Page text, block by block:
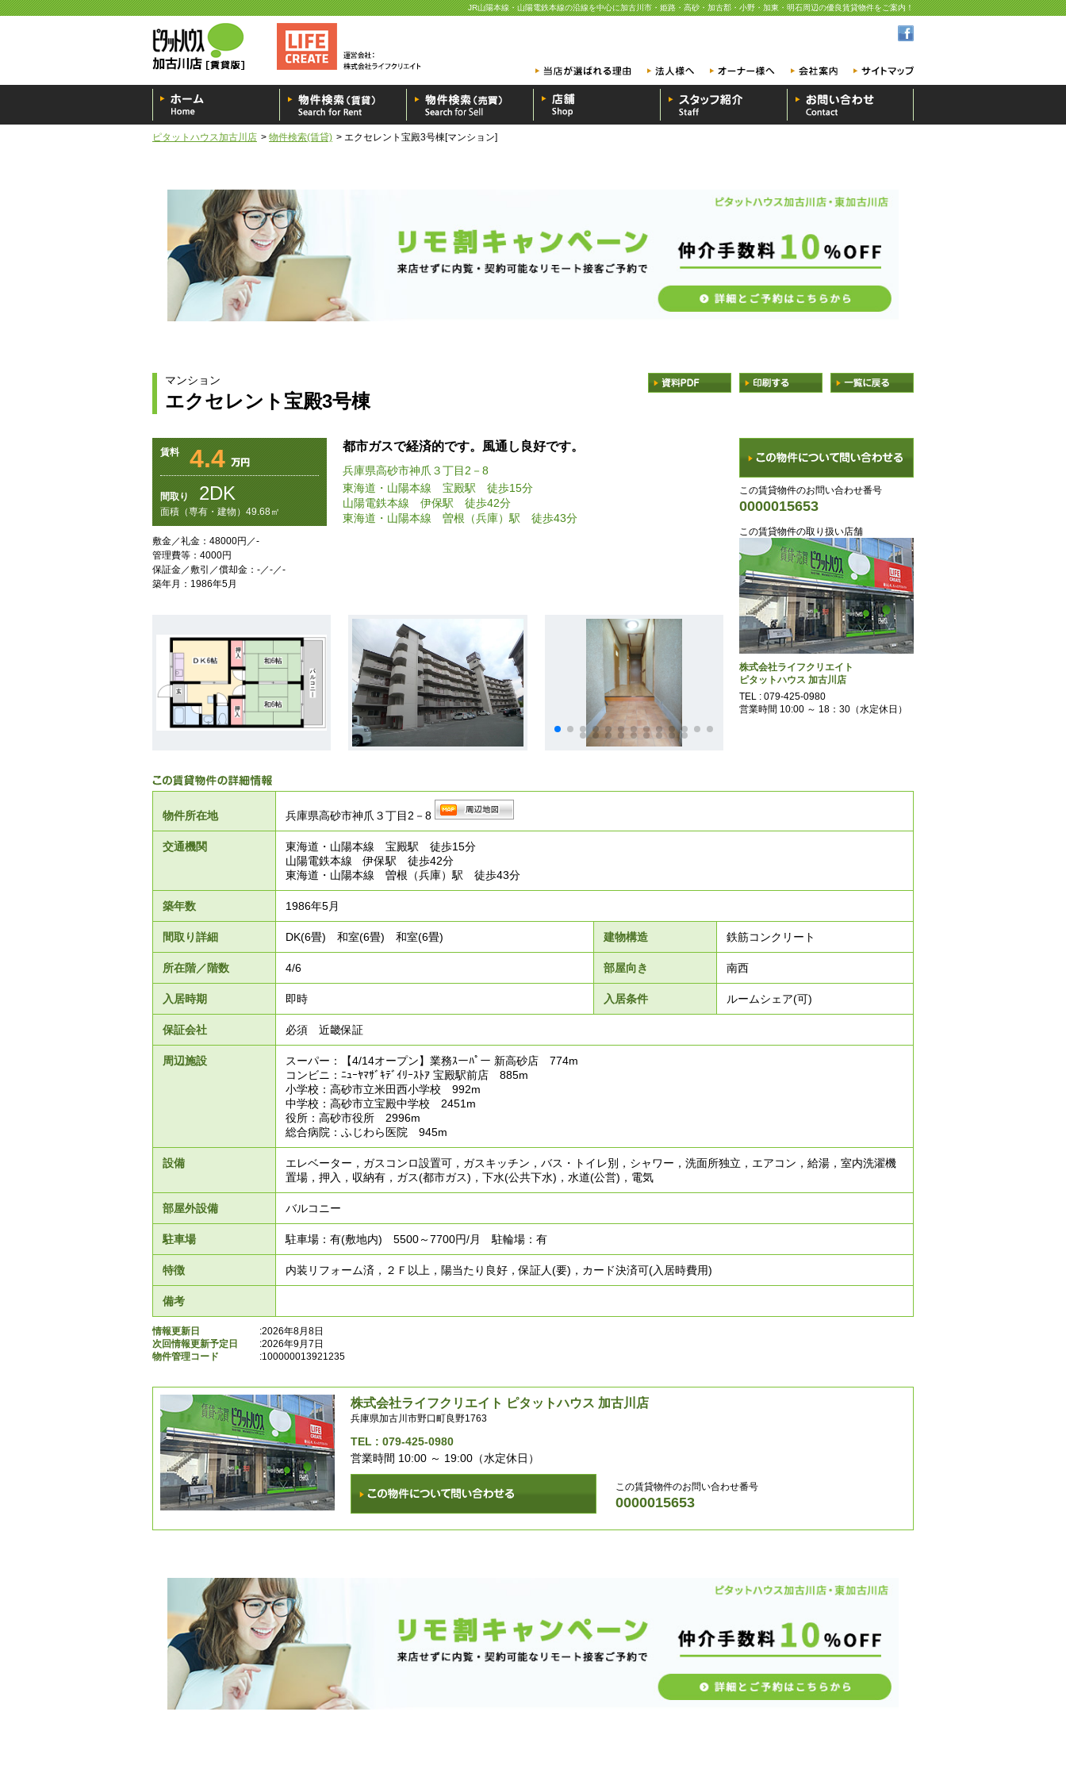
JR山陽本線・山陽電鉄本線の沿線を中心に加古川市・姫路・高砂・加古郡・小野・加東・明石周辺の優良賃貸物件をご案内！
ピタットハウス加古川店 物件検索(賃貸) エクセレント宝殿3号棟[マンション]
マンション
エクセレント宝殿3号棟
賃料 4.4
間取り 2DK
面積（専有・建物）49.68㎡
敷金／礼金：48000円／-
管理費等：4000円
保証金／敷引／償却金：-／-／-
築年月：1986年5月
都市ガスで経済的です。風通し良好です。
兵庫県高砂市神爪３丁目2－8
東海道・山陽本線 宝殿駅 徒歩15分
山陽電鉄本線 伊保駅 徒歩42分
東海道・山陽本線 曽根（兵庫）駅 徒歩43分
この賃貸物件のお問い合わせ番号
0000015653
この賃貸物件の取り扱い店舗
株式会社ライフクリエイト
ピタットハウス 加古川店
TEL : 079-425-0980
営業時間 10:00 ～ 18：30（水定休日）
物件所在地 兵庫県高砂市神爪３丁目2－8
交通機関
東海道・山陽本線 宝殿駅 徒歩15分
山陽電鉄本線 伊保駅 徒歩42分
東海道・山陽本線 曽根（兵庫）駅 徒歩43分
築年数 1986年5月
間取り詳細 DK(6畳) 和室(6畳) 和室(6畳) 建物構造 鉄筋コンクリート
所在階／階数 4/6 部屋向き 南西
入居時期 即時 入居条件 ルームシェア(可)
保証会社 必須 近畿保証
周辺施設
スーパー：【4/14オープン】業務ｽーﾊﾟー 新高砂店 774m
コンビニ：ﾆｭｰﾔﾏｻﾞｷﾃﾞｲﾘｰｽﾄｱ 宝殿駅前店 885m
小学校：高砂市立米田西小学校 992m
中学校：高砂市立宝殿中学校 2451m
役所：高砂市役所 2996m
総合病院：ふじわら医院 945m
設備
エレベーター，ガスコンロ設置可，ガスキッチン，バス・トイレ別，シャワー，洗面所独立，エアコン，給湯，室内洗濯機
置場，押入，収納有，ガス(都市ガス)，下水(公共下水)，水道(公営)，電気
部屋外設備 バルコニー
駐車場 駐車場：有(敷地内) 5500～7700円/月 駐輪場：有
特徴 内装リフォーム済，２Ｆ以上，陽当たり良好，保証人(要)，カード決済可(入居時費用)
備考
情報更新日
:2026年8月8日
次回情報更新予定日
:2026年9月7日
物件管理コード
:100000013921235
株式会社ライフクリエイト ピタットハウス 加古川店
兵庫県加古川市野口町良野1763
TEL : 079-425-0980
営業時間 10:00 ～ 19:00（水定休日）
この賃貸物件のお問い合わせ番号
0000015653